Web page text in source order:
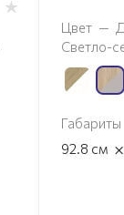
Цвет —
Светло-
Габариты
92.8 см ×